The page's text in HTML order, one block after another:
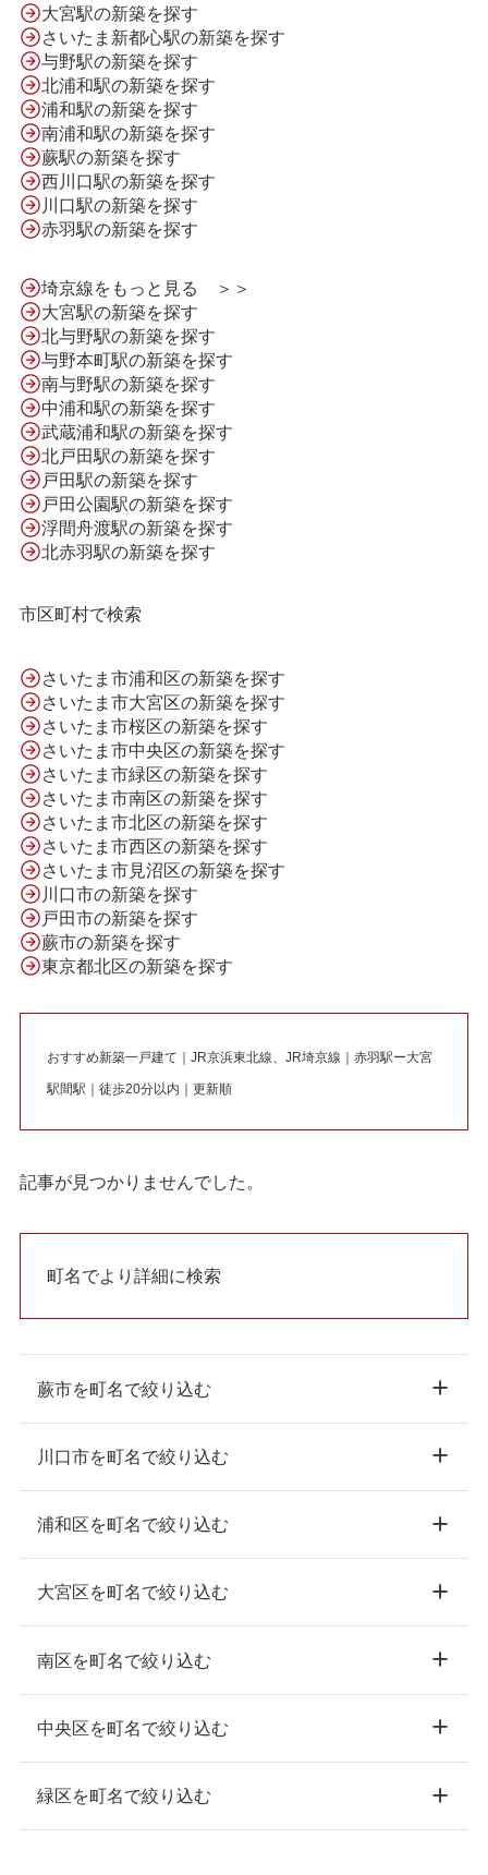
LINE問合せ
メール問合せ
会社案内
利用規約
プライバシーポリシー
サイトマップ
大宮駅の新築を探す
さいたま新都心駅の新築を探す
与野駅の新築を探す
北浦和駅の新築を探す
浦和駅の新築を探す
南浦和駅の新築を探す
蕨駅の新築を探す
西川口駅の新築を探す
川口駅の新築を探す
赤羽駅の新築を探す
埼京線をもっと見る ＞＞
大宮駅の新築を探す
北与野駅の新築を探す
与野本町駅の新築を探す
南与野駅の新築を探す
中浦和駅の新築を探す
武蔵浦和駅の新築を探す
北戸田駅の新築を探す
戸田駅の新築を探す
戸田公園駅の新築を探す
浮間舟渡駅の新築を探す
北赤羽駅の新築を探す
市区町村で検索
さいたま市浦和区の新築を探す
さいたま市大宮区の新築を探す
さいたま市桜区の新築を探す
さいたま市中央区の新築を探す
さいたま市緑区の新築を探す
さいたま市南区の新築を探す
さいたま市北区の新築を探す
さいたま市西区の新築を探す
さいたま市見沼区の新築を探す
川口市の新築を探す
戸田市の新築を探す
蕨市の新築を探す
東京都北区の新築を探す
おすすめ新築一戸建て｜JR京浜東北線、JR埼京線｜赤羽駅ー大宮
駅間駅｜徒歩20分以内｜更新順
記事が見つかりませんでした。
町名でより詳細に検索
蕨市を町名で絞り込む
川口市を町名で絞り込む
浦和区を町名で絞り込む
大宮区を町名で絞り込む
南区を町名で絞り込む
中央区を町名で絞り込む
緑区を町名で絞り込む